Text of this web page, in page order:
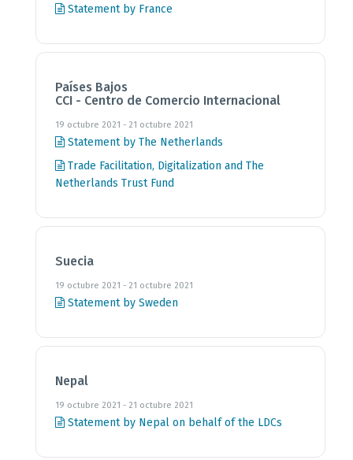
Statement by France
Países Bajos
CCI - Centro de Comercio Internacional
19 octubre 2021 - 21 octubre 2021
Statement by The Netherlands
Trade Facilitation, Digitalization and The
Netherlands Trust Fund
Suecia
19 octubre 2021 - 21 octubre 2021
Statement by Sweden
Nepal
19 octubre 2021 - 21 octubre 2021
Statement by Nepal on behalf of the LDCs